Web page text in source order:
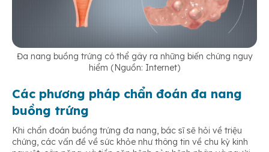
Đa nang buồng trứng có thể gây ra những biến chứng nguy
hiểm (Nguồn: Internet)
Các phương pháp chẩn đoán đa nang
buồng trứng
Khi chẩn đoán buồng trứng đa nang, bác sĩ sẽ hỏi về triệu
chứng, các vấn đề về sức khỏe như thông tin về chu kỳ kinh